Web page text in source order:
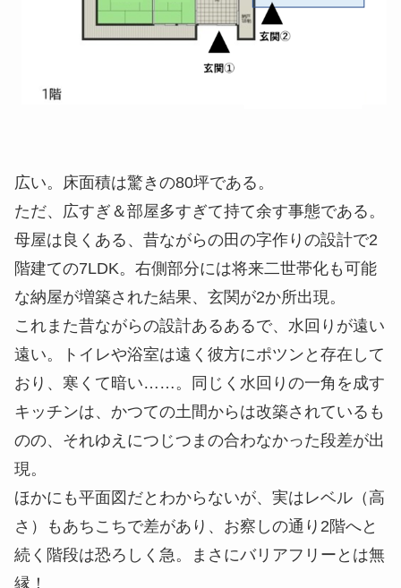
広い。床面積は驚きの80坪である。
ただ、広すぎ＆部屋多すぎて持て余す事態である。
母屋は良くある、昔ながらの田の字作りの設計で2
階建ての7LDK。右側部分には将来二世帯化も可能
な納屋が増築された結果、玄関が2か所出現。
これまた昔ながらの設計あるあるで、水回りが遠い
遠い。トイレや浴室は遠く彼方にポツンと存在して
おり、寒くて暗い……。同じく水回りの一角を成す
キッチンは、かつての土間からは改築されているも
のの、それゆえにつじつまの合わなかった段差が出
現。
ほかにも平面図だとわからないが、実はレベル（高
さ）もあちこちで差があり、お察しの通り2階へと
続く階段は恐ろしく急。まさにバリアフリーとは無
縁！